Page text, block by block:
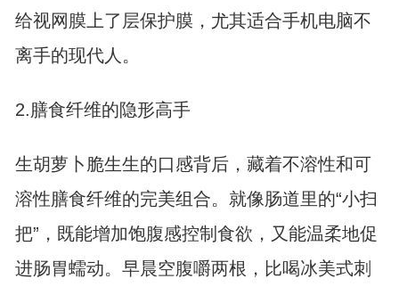
给视网膜上了层保护膜，尤其适合手机电脑不
离手的现代人。
2.膳食纤维的隐形高手
生胡萝卜脆生生的口感背后，藏着不溶性和可
溶性膳食纤维的完美组合。就像肠道里的“小扫
把”，既能增加饱腹感控制食欲，又能温柔地促
进肠胃蠕动。早晨空腹嚼两根，比喝冰美式刺